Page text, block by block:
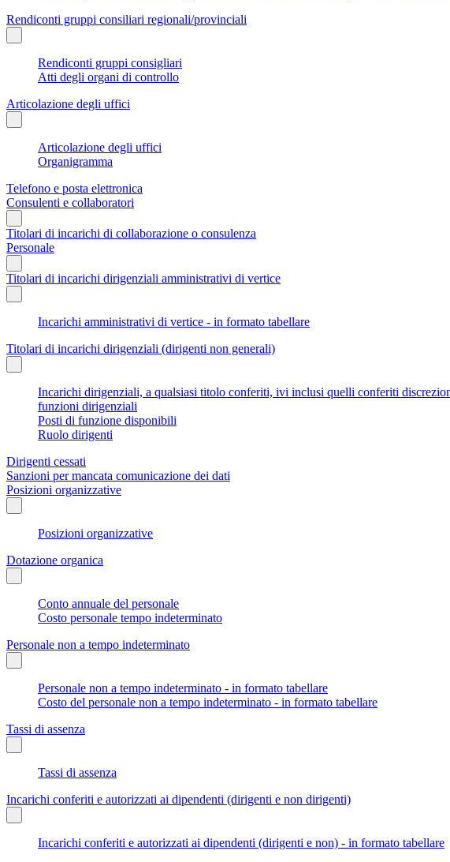
Rendiconti gruppi consiliari regionali/provinciali
Rendiconti gruppi consigliari
Atti degli organi di controllo
Articolazione degli uffici
Articolazione degli uffici
Organigramma
Telefono e posta elettronica
Consulenti e collaboratori
Titolari di incarichi di collaborazione o consulenza
Personale
Titolari di incarichi dirigenziali amministrativi di vertice
Incarichi amministrativi di vertice - in formato tabellare
Titolari di incarichi dirigenziali (dirigenti non generali)
Incarichi dirigenziali, a qualsiasi titolo conferiti, ivi inclusi quelli conferiti
funzioni dirigenziali
Posti di funzione disponibili
Ruolo dirigenti
Dirigenti cessati
Sanzioni per mancata comunicazione dei dati
Posizioni organizzative
Posizioni organizzative
Dotazione organica
Conto annuale del personale
Costo personale tempo indeterminato
Personale non a tempo indeterminato
Personale non a tempo indeterminato - in formato tabellare
Costo del personale non a tempo indeterminato - in formato tabellare
Tassi di assenza
Tassi di assenza
Incarichi conferiti e autorizzati ai dipendenti (dirigenti e non dirigenti)
Incarichi conferiti e autorizzati ai dipendenti (dirigenti e non) - in formato tabellare